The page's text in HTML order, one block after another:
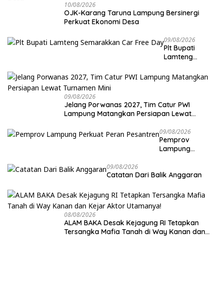
10/08/2026
OJK-Karang Taruna Lampung Bersinergi
Perkuat Ekonomi Desa
09/08/2026
Plt Bupati
Lamteng
Car Free Day
09/08/2026
Jelang Porwanas 2027, Tim Catur PWI
Lampung Matangkan Persiapan Lewat
09/08/2026
Pemprov
Lampung
09/08/2026
Catatan Dari Balik Anggaran
08/08/2026
ALAM BAKA Desak Kejagung RI Tetapkan
Tersangka Mafia Tanah di Way Kanan dan